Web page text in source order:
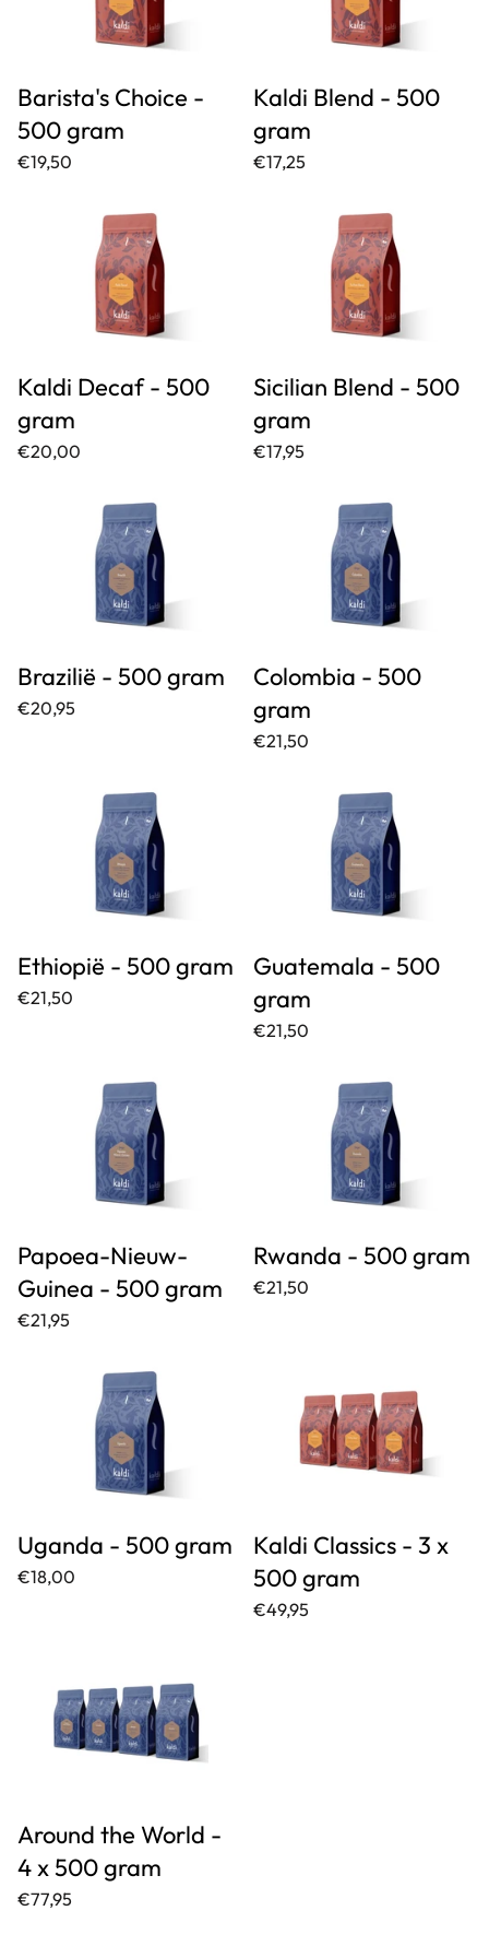
Barista's Choice -
500 gram
€19,50
Kaldi Blend - 500
gram
€17,25
Kaldi Decaf - 500
gram
€20,00
Sicilian Blend - 500
gram
€17,95
Brazilië - 500 gram
€20,95
Colombia - 500
gram
€21,50
Ethiopië - 500 gram
€21,50
Guatemala - 500
gram
€21,50
Papoea-Nieuw-
Guinea - 500 gram
€21,95
Rwanda - 500 gram
€21,50
Uganda - 500 gram
€18,00
Kaldi Classics - 3 x
500 gram
€49,95
Around the World -
4 x 500 gram
€77,95